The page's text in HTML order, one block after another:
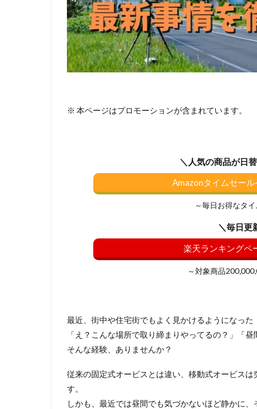
※ 本ページはプロモーションが含まれています。
＼人気の商品が日
Amazonタイムセー
～毎日お得なタ
＼毎日更
楽天ランキングペ
～対象商品
最近、街中や住宅街でもよく見かけるようになった
「え？こんな場所で取り締まりやってるの？」「
そんな経験、ありませんか？
従来の固定式オービスとは違い、移動式オービス
す。
しかも、最近では昼間でも気づかないほど静かに、